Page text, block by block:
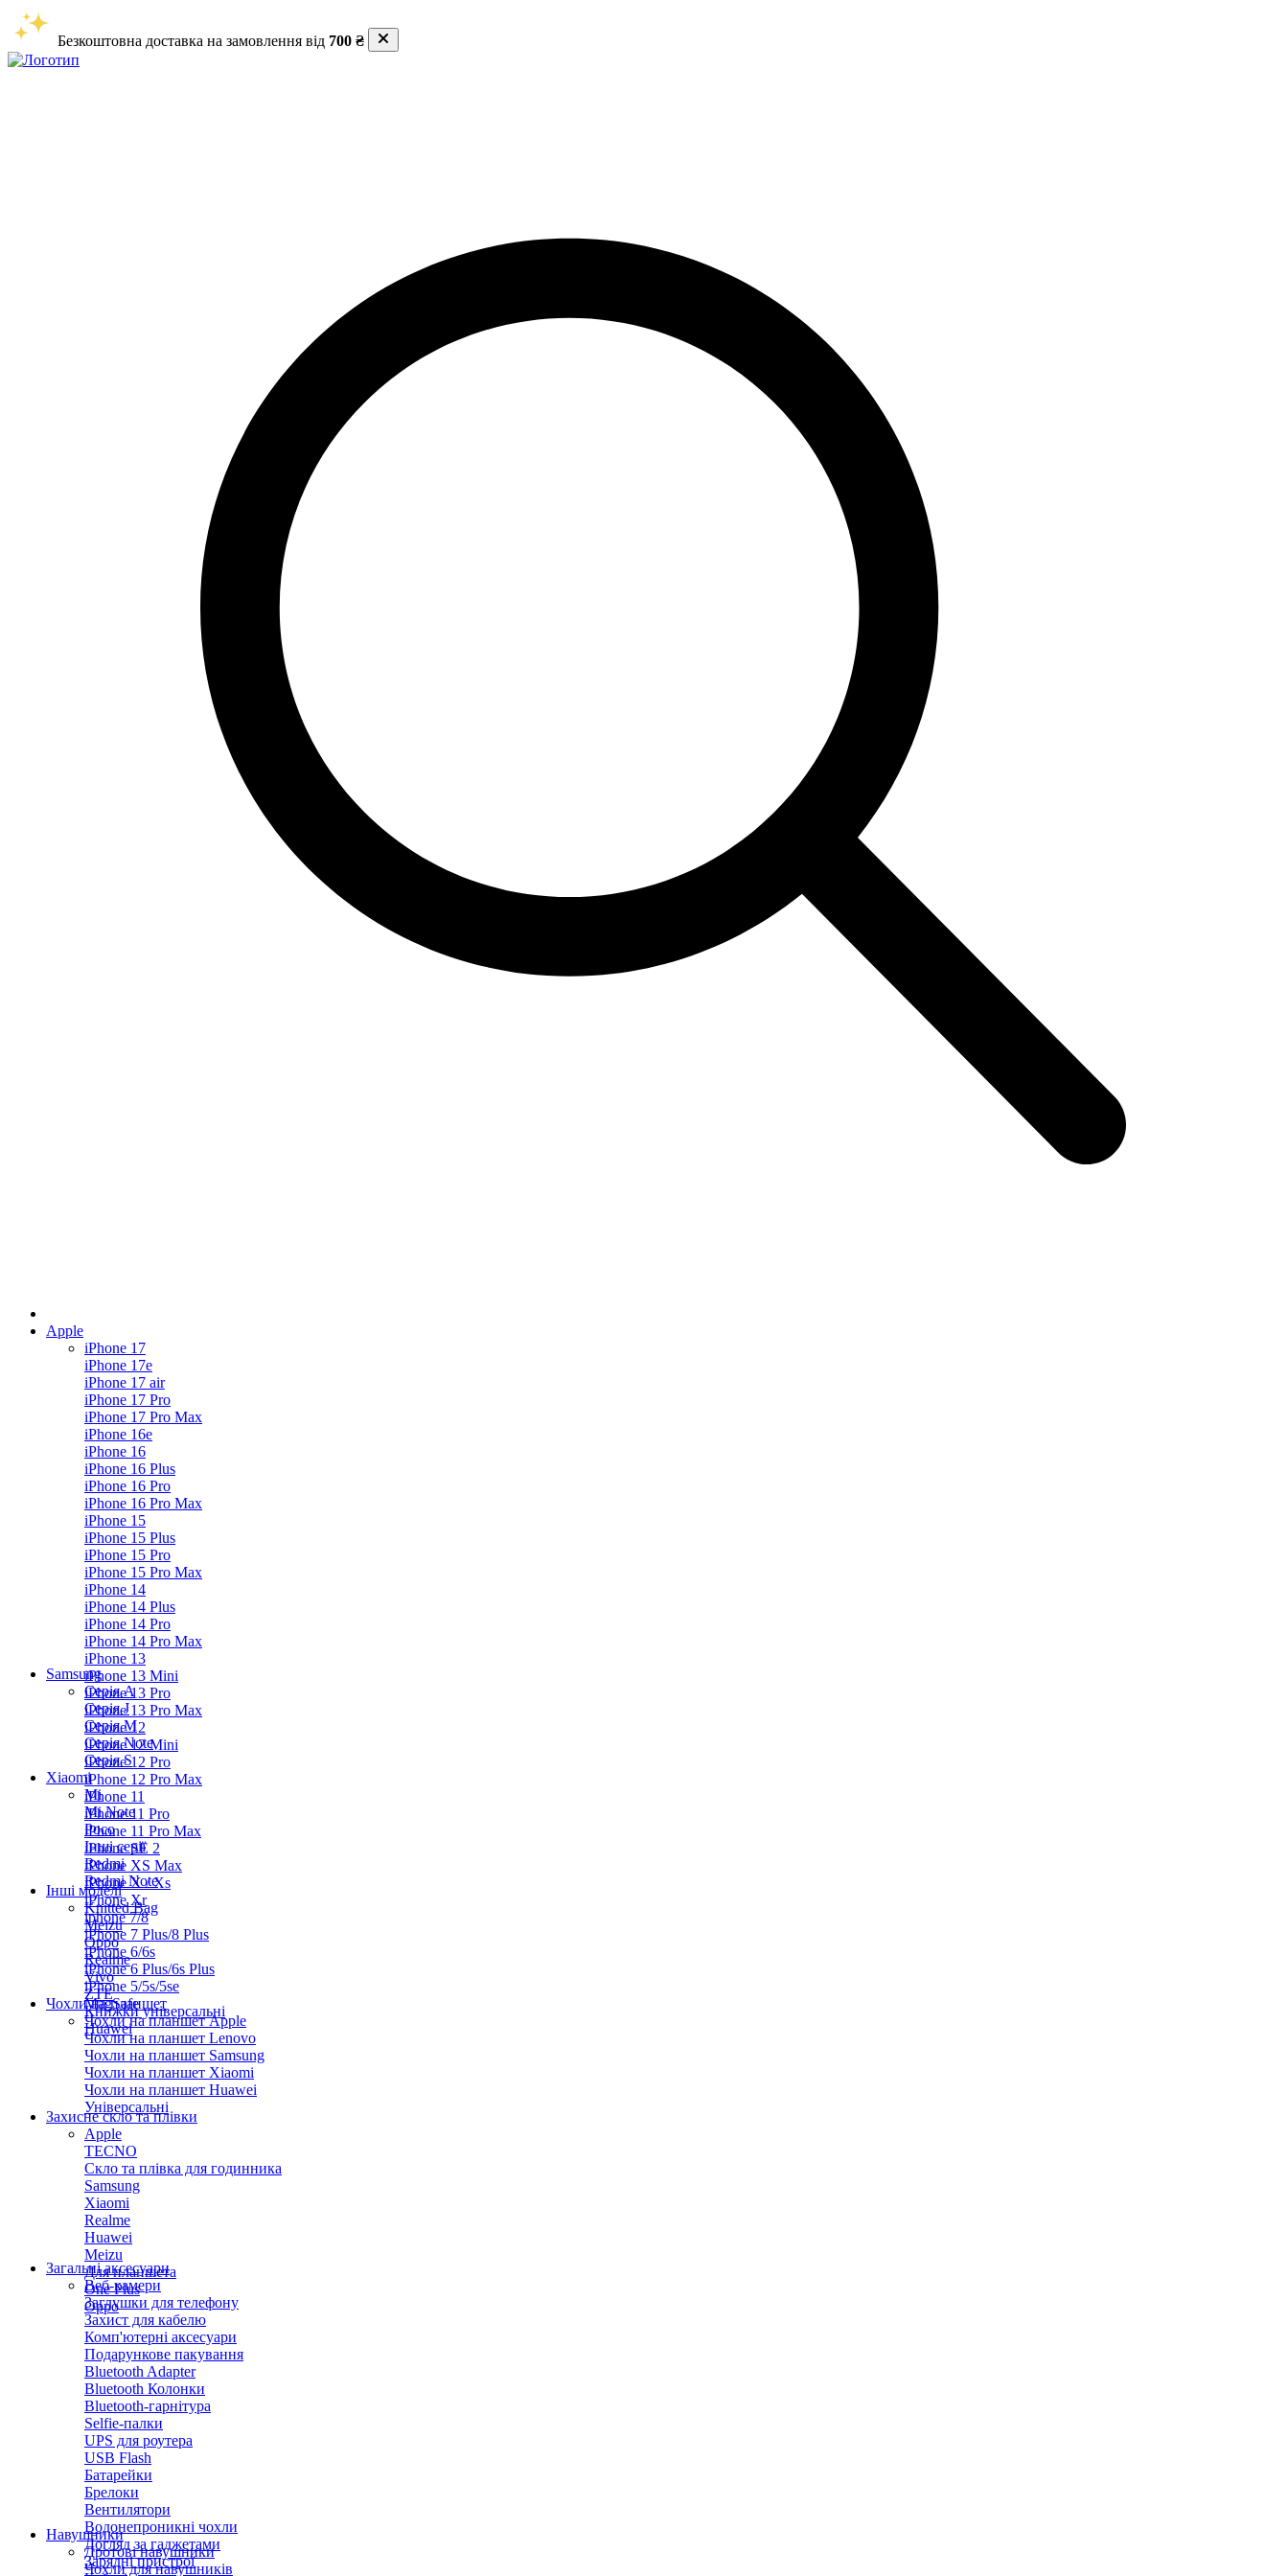
Безкоштовна доставка на замовлення від 700 ₴
Apple
iPhone 17
iPhone 17e
iPhone 17 air
iPhone 17 Pro
iPhone 17 Pro Max
iPhone 16e
iPhone 16
iPhone 16 Plus
iPhone 16 Pro
iPhone 16 Pro Max
iPhone 15
iPhone 15 Plus
iPhone 15 Pro
iPhone 15 Pro Max
iPhone 14
iPhone 14 Plus
iPhone 14 Pro
iPhone 14 Pro Max
iPhone 13
iPhone 13 Mini
iPhone 13 Pro
iPhone 13 Pro Max
iPhone 12
iPhone 12 Mini
iPhone 12 Pro
iPhone 12 Pro Max
iPhone 11
iPhone 11 Pro
iPhone 11 Pro Max
iPhone SE 2
iPhone XS Max
iPhone X / Xs
iPhone Xr
iphone 7/8
iPhone 7 Plus/8 Plus
iPhone 6/6s
iPhone 6 Plus/6s Plus
iPhone 5/5s/5se
MagSafe
Samsung
Серія А
Серiя J
Серiя M
Серія Note
Серія S
Xiaomi
Mi
Mi Note
Poco
Інші серії
Redmi
Redmi Note
Інші моделі
Knitted Bag
Meizu
Oppo
Realme
Vivo
ZTE
Книжки універсальні
Huawei
Чохли на планшет
Чохли на планшет Apple
Чохли на планшет Lenovo
Чохли на планшет Samsung
Чохли на планшет Xiaomi
Чохли на планшет Huawei
Універсальні
Захисне скло та плівки
Apple
TECNO
Скло та плівка для годинника
Samsung
Xiaomi
Realme
Huawei
Meizu
Для планшета
One Plus
Oppo
Загальні аксесуари
Веб-камери
Заглушки для телефону
Захист для кабелю
Комп'ютерні аксесуари
Подарункове пакування
Bluetooth Adapter
Bluetooth Колонки
Bluetooth-гарнітура
Selfie-палки
UPS для роутера
USB Flash
Батарейки
Брелоки
Вентилятори
Водонепроникні чохли
Догляд за гаджетами
Зарядні пристрої
Навушники
Дротові навушники
Чохли для навушників